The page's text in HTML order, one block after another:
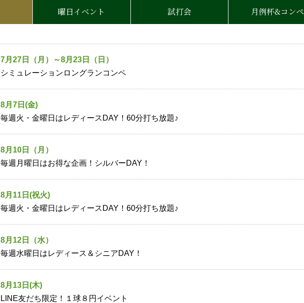
曜日イベント 試打会 月例杯&コンペ
7月27日（月）～8月23日（日）
シミュレーションロングランコンペ
8月7日(金)
毎週火・金曜日はレディースDAY！60分打ち放題♪
8月10日（月）
毎週月曜日はお得な企画！シルバーDAY！
8月11日(祝火)
毎週火・金曜日はレディースDAY！60分打ち放題♪
8月12日（水）
毎週水曜日はレディース＆シニアDAY！
8月13日(木)
LINE友だち限定！１球８円イベント